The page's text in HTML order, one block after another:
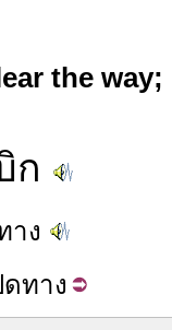
the way;
ก
าง
ดทาง